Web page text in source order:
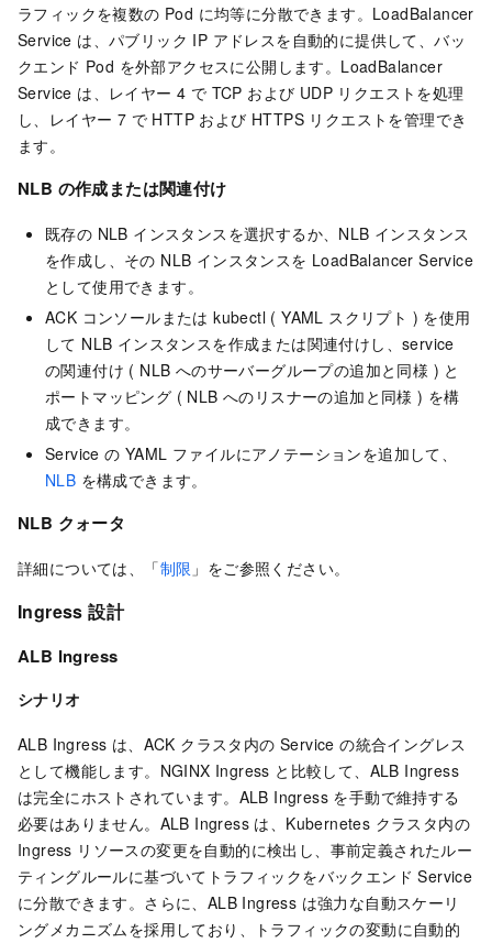
ラフィックを複数の Pod に均等に分散できます。LoadBalancer
Service は、パブリック IP アドレスを自動的に提供して、バッ
クエンド Pod を外部アクセスに公開します。LoadBalancer
Service は、レイヤー 4 で TCP および UDP リクエストを処理
し、レイヤー 7 で HTTP および HTTPS リクエストを管理でき
ます。
NLB の作成または関連付け
既存の NLB インスタンスを選択するか、NLB インスタンス
を作成し、その NLB インスタンスを LoadBalancer Service
として使用できます。
ACK コンソールまたは kubectl ( YAML スクリプト ) を使用
して NLB インスタンスを作成または関連付けし、service
の関連付け ( NLB へのサーバーグループの追加と同様 ) と
ポートマッピング ( NLB へのリスナーの追加と同様 ) を構
成できます。
Service の YAML ファイルにアノテーションを追加して、
NLB を構成できます。
NLB クォータ
詳細については、「制限 」をご参照ください。
Ingress 設計
ALB Ingress
シナリオ
ALB Ingress は、ACK クラスタ内の Service の統合イングレス
として機能します。NGINX Ingress と比較して、ALB Ingress
は完全にホストされています。ALB Ingress を手動で維持する
必要はありません。ALB Ingress は、Kubernetes クラスタ内の
Ingress リソースの変更を自動的に検出し、事前定義されたルー
ティングルールに基づいてトラフィックをバックエンド Service
に分散できます。さらに、ALB Ingress は強力な自動スケーリ
ングメカニズムを採用しており、トラフィックの変動に自動的